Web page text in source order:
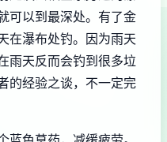
可以到最深处。有了金
在瀑布处钓。因为雨天
雨天反而会钓到很多垃
的经验之谈，不一定完